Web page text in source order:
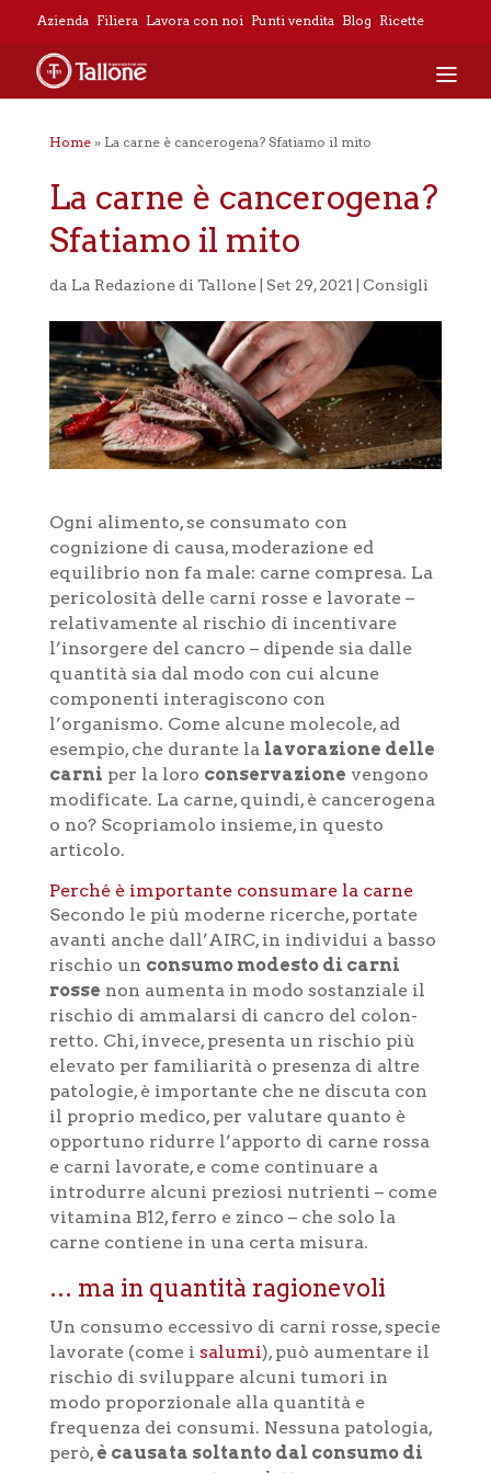
Azienda Filiera Lavora con noi Punti vendita Blog Ricette
Home» La carne è cancerogena? Sfatiamo il mito
La carne è cancerogena?
Sfatiamo il mito
da La Redazione di Tallone| Set 29, 2021 Consigli
Ogni alimento, se consumato con
cognizione di causa, moderazione ed
equilibrio non fa male: carne compresa. La
pericolosità delle carni rosse e lavorate –
relativamente al rischio di incentivare
l’insorgere del cancro – dipende sia dalle
quantità sia dal modo con cui alcune
componenti interagiscono con
l’organismo. Come alcune molecole, ad
esempio, che durante la lavorazione delle
carni per la loro conservazione vengono
modificate. La carne, quindi, è cancerogena
o no? Scopriamolo insieme, in questo
articolo.
Perché è importante consumare la carne
Secondo le più moderne ricerche, portate
avanti anche dall’AIRC, in individui a basso
rischio un consumo modesto di carni
rosse non aumenta in modo sostanziale il
rischio di ammalarsi di cancro del colon-
retto. Chi, invece, presenta un rischio più
elevato per familiarità o presenza di altre
patologie, è importante che ne discuta con
il proprio medico, per valutare quanto è
opportuno ridurre l’apporto di carne rossa
e carni lavorate, e come continuare a
introdurre alcuni preziosi nutrienti – come
vitamina B12, ferro e zinco – che solo la
carne contiene in una certa misura.
… ma in quantità ragionevoli
Un consumo eccessivo di carni rosse, specie
lavorate (come i salumi), può aumentare il
rischio di sviluppare alcuni tumori in
modo proporzionale alla quantità e
frequenza dei consumi. Nessuna patologia,
però, è causata soltanto dal consumo di